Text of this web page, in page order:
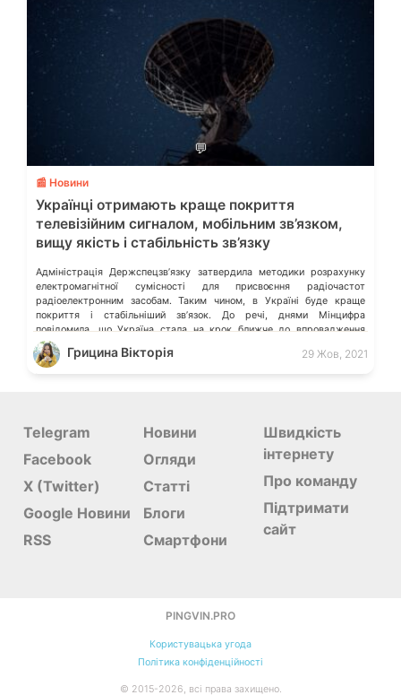
💬
📰 Новини
Українці отримають краще покриття
телевізійним сигналом, мобільним зв’язком,
вищу якість і стабільність зв’язку
Адміністрація Держспецзв’язку затвердила методики розрахунку
електромагнітної сумісності для присвоєння радіочастот
радіоелектронним засобам. Таким чином, в Україні буде краще
покриття і стабільніший зв’язок. До речі, днями Мінцифра
повідомила, що Україна стала на крок ближче до впровадження
якісного мобільного зв’язку. Ці Методики потрібні для визначення
можливості застосування конкретного радіоелектронного пристрою
Грицина Вікторія 29 Жов, 2021
Telegram
Facebook
X (Twitter)
Google Новини
RSS
Новини
Огляди
Статті
Блоги
Смартфони
Швидкість
інтернету
Про команду
Підтримати
сайт
PINGVIN.PRO
Користувацька угода
Політика конфіденційності
© 2015-2026, всі права захищено.